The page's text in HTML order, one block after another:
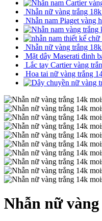
Nhẫn nữ vàng trắng
Nhẫn nam Piaget vàng
Nhẫn nữ vàng trắng
Mặt dây Maserati đinh
Lắc tay Cartier vàng
Hoa tai nữ vàng trắng
Nhẫn nữ